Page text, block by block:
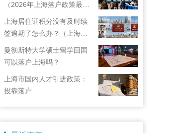
（2026年上海落户政策最新
规定）
上海居住证积分没有及时续
签逾期了怎么办？（上海居
住证续签了但积分忘了）
曼彻斯特大学硕士留学回国
可以落户上海吗？
上海市国内人才引进政策：
投靠落户